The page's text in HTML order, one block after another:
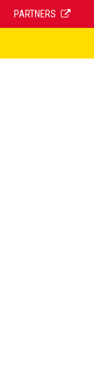
PARTNERS